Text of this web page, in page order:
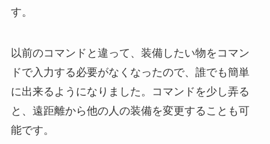
す。
以前のコマンドと違って、装備したい物をコマン
ドで入力する必要がなくなったので、誰でも簡単
に出来るようになりました。コマンドを少し弄る
と、遠距離から他の人の装備を変更することも可
能です。